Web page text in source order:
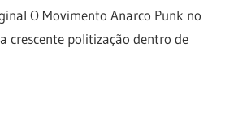
O Movimento Anarco Punk no
crescente politização dentro de